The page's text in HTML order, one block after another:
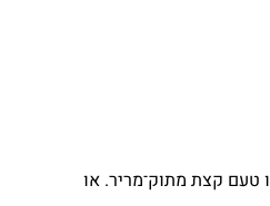
קצת מתוק־מריר. או